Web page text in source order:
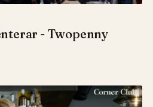
- Twopenny